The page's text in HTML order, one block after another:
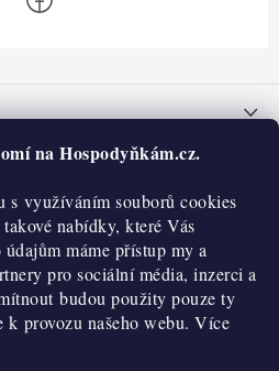
na Hospodyňkám.cz.
s využíváním souborů cookies
nabídky, které Vás
máme přístup my a
pro sociální média, inzerci a
budou použity pouze ty
k provozu našeho webu. Více